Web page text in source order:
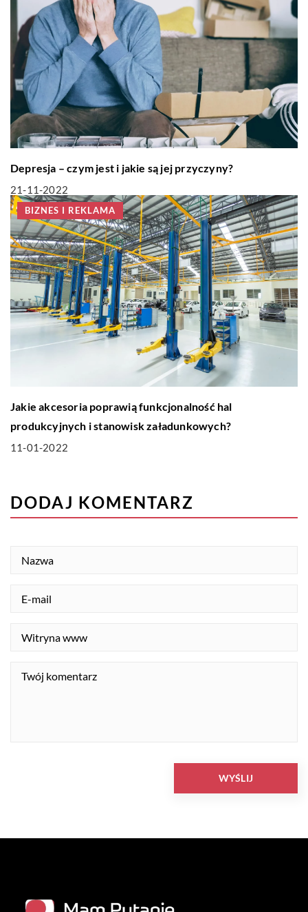
Depresja – czym jest i jakie są jej przyczyny?
21-11-2022
BIZNES I REKLAMA
Jakie akcesoria poprawią funkcjonalność hal
produkcyjnych i stanowisk załadunkowych?
11-01-2022
DODAJ KOMENTARZ